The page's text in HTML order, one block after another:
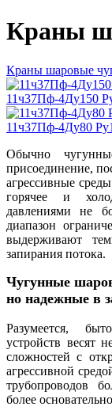
Краны
Краны шаровые
11ч37Пф-4Ду150
11ч37Пф-4Ду80
Обычно
присоединение,
агрессивные
горячее и
давлениями не
диапазон
выдерживают
запирания потока.
Чугунные
но надежные в
Разумеется,
устройств весят
сложностей с
агрессивной
трубопроводов
более